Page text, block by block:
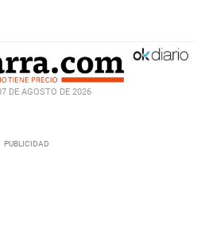
DE AGOSTO DE 2026